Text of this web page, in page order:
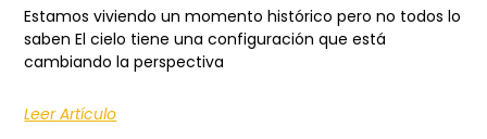
Estamos viviendo un momento histórico pero no todos lo
saben El cielo tiene una configuración que está
cambiando la perspectiva
Leer Artículo